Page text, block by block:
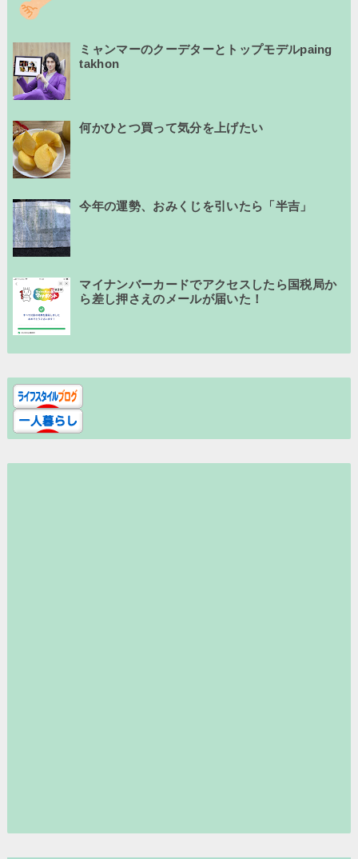
ミャンマーのクーデターとトップモデルpaing
takhon
何かひとつ買って気分を上げたい
今年の運勢、おみくじを引いたら「半吉」
マイナンバーカードでアクセスしたら国税局か
ら差し押さえのメールが届いた！